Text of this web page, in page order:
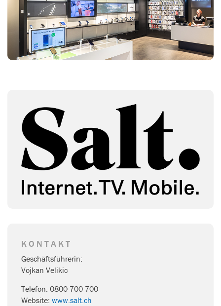
KONTAKT
Geschäftsführerin:
Vojkan Velikic
Telefon: 0800 700 700
Website: www.salt.ch